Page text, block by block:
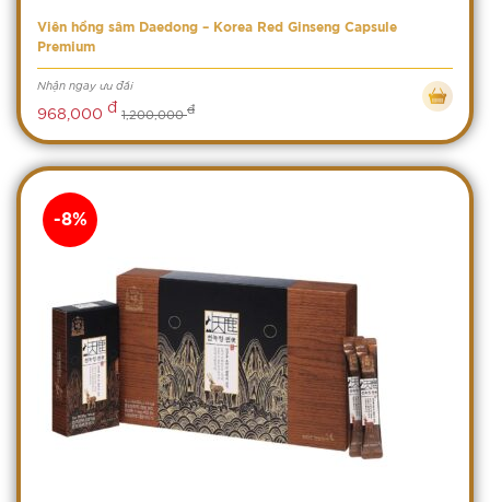
Viên hồng sâm Daedong – Korea Red Ginseng Capsule
Premium
Nhận ngay ưu đãi
968,000 đ 1,200,000đ
-8%